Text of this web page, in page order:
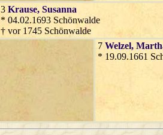
3 Krause, Susanna
* 04.02.1693 Schönwalde
† vor 1745 Schönwalde
7 Welzel,
* 19.09.1661